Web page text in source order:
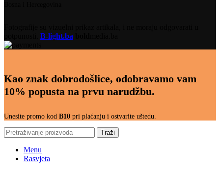
B-light.ba
Kao znak dobrodošlice, odobravamo vam
10% popusta na prvu narudžbu.
Unesite promo kod B10 pri plaćanju i ostvarite uštedu.
Traži
Menu
Rasvjeta